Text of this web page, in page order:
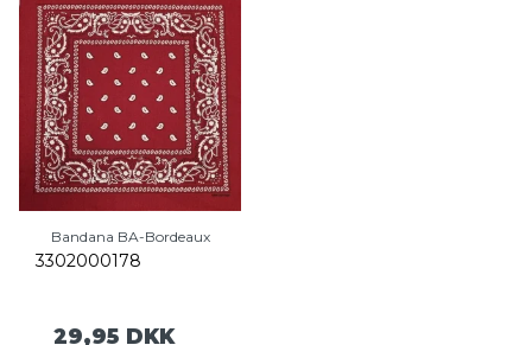
Bandana BA-Bordeaux
3302000178
29,95 DKK